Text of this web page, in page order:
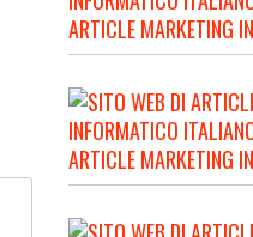
ARTICLE MARKETING
ARTICLE MARKETING